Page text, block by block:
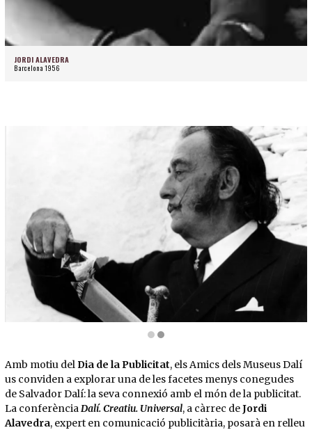
JORDI ALAVEDRA
Barcelona 1956
Amb motiu delDia de la Publicitat, els Amics dels Museus Dalí
us conviden a explorar una de les facetes menys conegudes
de Salvador Dalí: la seva connexió amb el món de la publicitat.
La conferènciaDalí. Creatiu. Universal, a càrrec deJordi
Alavedra, expert en comunicació publicitària, posarà en relleu